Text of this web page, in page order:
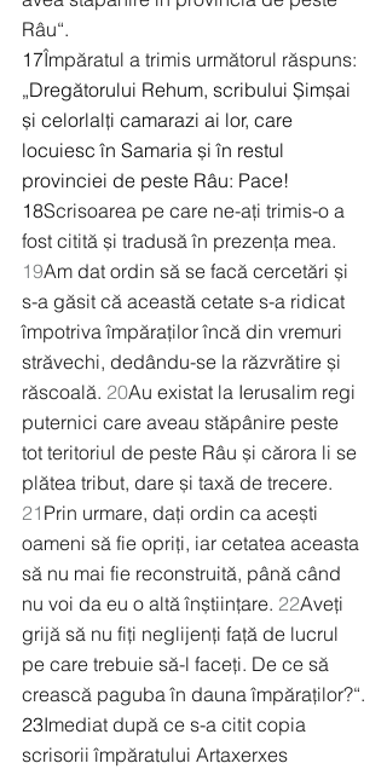
Râu“.
17Împăratul a trimis următorul răspuns:
„Dregătorului Rehum, scribului Șimșai
și celorlalți camarazi ai lor, care
locuiesc în Samaria și în restul
provinciei de peste Râu: Pace!
18Scrisoarea pe care ne-ați trimis-o a
fost citită și tradusă în prezența mea.
19Am dat ordin să se facă cercetări și
s-a găsit că această cetate s-a ridicat
împotriva împăraților încă din vremuri
străvechi, dedându-se la răzvrătire și
răscoală. 20Au existat la Ierusalim regi
puternici care aveau stăpânire peste
tot teritoriul de peste Râu și cărora li se
plătea tribut, dare și taxă de trecere.
21 Prin urmare, dați ordin ca acești
oameni să fie opriți, iar cetatea aceasta
să nu mai fie reconstruită, până când
nu voi da eu o altă înștiințare. 22Aveți
grijă să nu fiți neglijenți față de lucrul
pe care trebuie să-l faceți. De ce să
crească paguba în dauna împăraților?“.
23Imediat după ce s-a citit copia
scrisorii împăratului Artaxerxes